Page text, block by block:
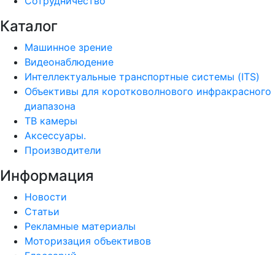
Каталог
Машинное зрение
Видеонаблюдение
Интеллектуальные транспортные системы (ITS)
Объективы для коротковолнового инфракрасного
диапазона
ТВ камеры
Аксессуары.
Производители
Информация
Новости
Статьи
Рекламные материалы
Моторизация объективов